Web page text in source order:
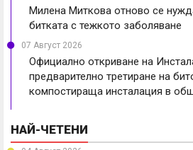
Милена Миткова отново се
битката с тежкото заболяване
07 Август 2026
Официално откриване на
предварително третиране на
компостираща инсталация в
НАЙ-ЧЕТЕНИ